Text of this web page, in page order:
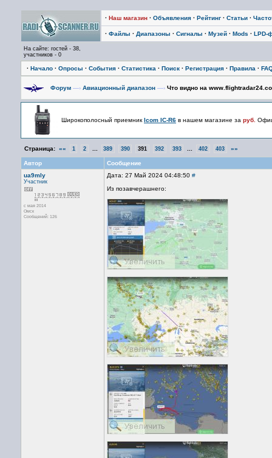
· Наш магазин · Объявления · Рейтинг · Статьи ·
· Файлы · Диапазоны · Сигналы · Музей · Mods · LPD-
На сайте: гостей - 38,
участников - 0
· Начало · Опросы · События · Статистика · Поиск · Регистрация · Правила ·
Форум —› Авиационный диапазон —› Что видно на
Широкополосный приемник Icom IC-R6 в нашем магазине за руб.
Страница: «« 1 2 389 390 391 392 393 402 403 »»
Автор
Сообщение
ua9mly
Участник
с мая 2014
Омск
Сообщений: 126
Дата: 27 Май 2024 04:48:50 #
Из позавчерашнего: